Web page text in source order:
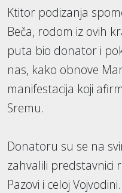
Ktitor podizanja
Beča, rodom iz ovih
puta bio donator i
nas, kako obnove
manifestacija koji
Sremu.
Donatoru su se na
zahvalili predstavnici
Pazovi i celoj Vojvodini.